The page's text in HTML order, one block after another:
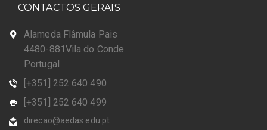
CONTACTOS GERAIS
Alameda Flâmula Pais
4480-881Vila do Conde
Portugal
[+351] 252 640 490
[+351] 252 640 499
direcao@aedas.edu.pt